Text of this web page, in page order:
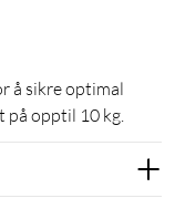
å sikre optimal
på opptil 10 kg.